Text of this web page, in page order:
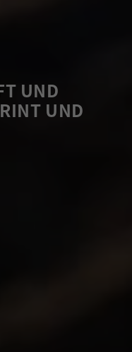
UND
UND